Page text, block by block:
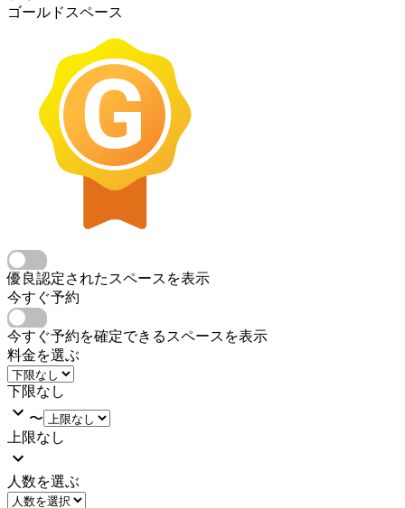
ゴールドスペース
優良認定されたスペースを表示
今すぐ予約
今すぐ予約を確定できるスペースを表示
料金を選ぶ
下限なし
〜
上限なし
人数を選ぶ